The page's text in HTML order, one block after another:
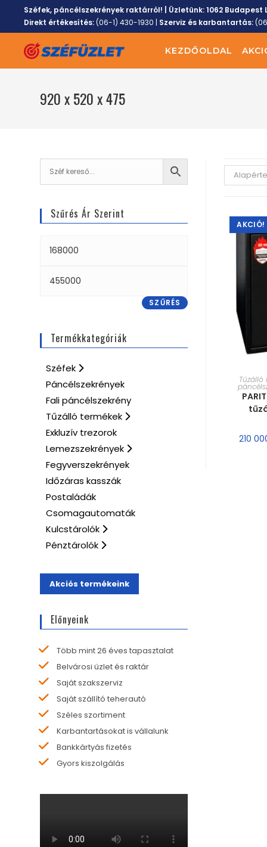
Széfek, páncélszekrények raktárról! | Üzletünk:1062 Budapest
Direkt értékesítés:(06-1) 430-1930 | Szerviz és karbantartás:
KEZDŐOLDAL
920 x 520 x 475
AKCIÓ!
Tűzálló
210
Szűrés Ár Szerint
SZŰRÉS
Termékkategóriák
Széfek
Páncélszekrények
Fali páncélszekrény
Tűzálló termékek
Exkluzív trezorok
Lemezszekrények
Fegyverszekrények
Időzáras kasszák
Postaládák
Csomagautomaták
Kulcstárolók
Pénztárolók
Akciós termékeink
Előnyeink
Több mint 26 éves tapasztalat
Belvárosi üzlet és raktár
Saját szakszerviz
Saját szállító teherautó
Széles szortiment
Karbantartásokat is vállalunk
Bankkártyás fizetés
Gyors kiszolgálás